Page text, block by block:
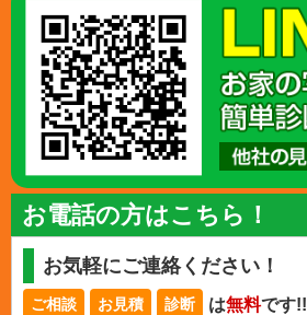
お電話の方はこちら！
お気軽にご連絡ください！
ご相談 お見積 診断 は無料です!!